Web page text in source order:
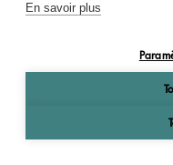
En savoir plus